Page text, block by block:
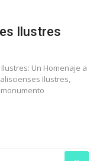
Ilustres
Un Homenaje a
Ilustres,